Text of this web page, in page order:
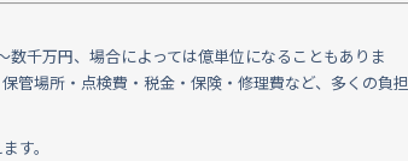
千万円、場合によっては億単位になることもありま
管場所・点検費・税金・保険・修理費など、多くの負担
す。